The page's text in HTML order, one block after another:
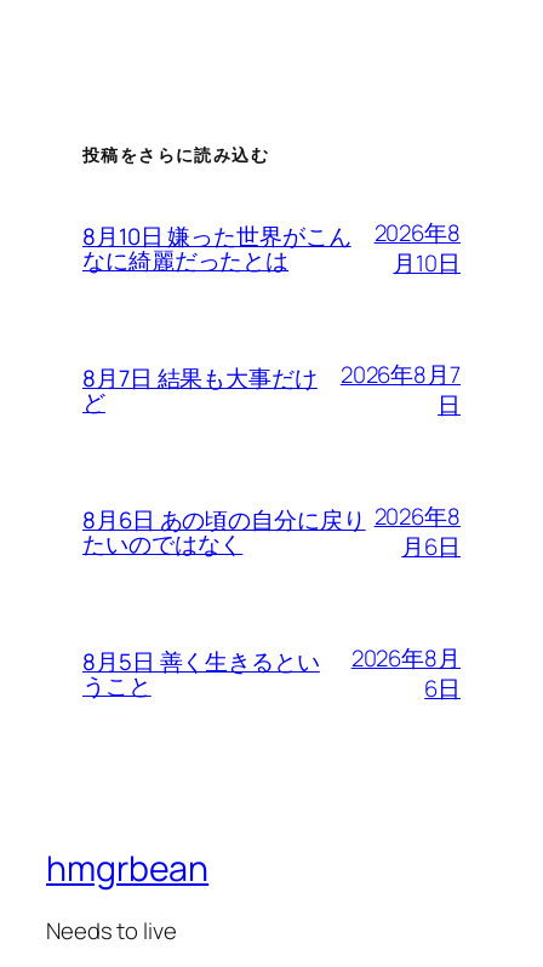
投稿をさらに読み込む
8月10日 嫌った世界がこん
なに綺麗だったとは
2026年8
月10日
8月7日 結果も大事だけ
ど
2026年8月7
日
8月6日 あの頃の自分に戻り
たいのではなく
2026年8
月6日
8月5日 善く生きるとい
うこと
2026年8月
6日
hmgrbean
Needs to live